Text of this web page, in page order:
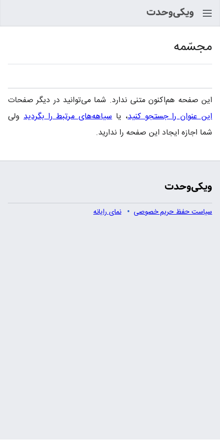
مجسّمه
این صفحه هم‌اکنون متنی ندارد. شما می‌توانید در دیگر صفحات
این عنوان را جستجو کنید، یاسیاهه‌های مرتبط را بگردیدولی
شما اجازه ایجاد این صفحه را ندارید.
سیاست حفظ حریم خصوصی نمای رایانه